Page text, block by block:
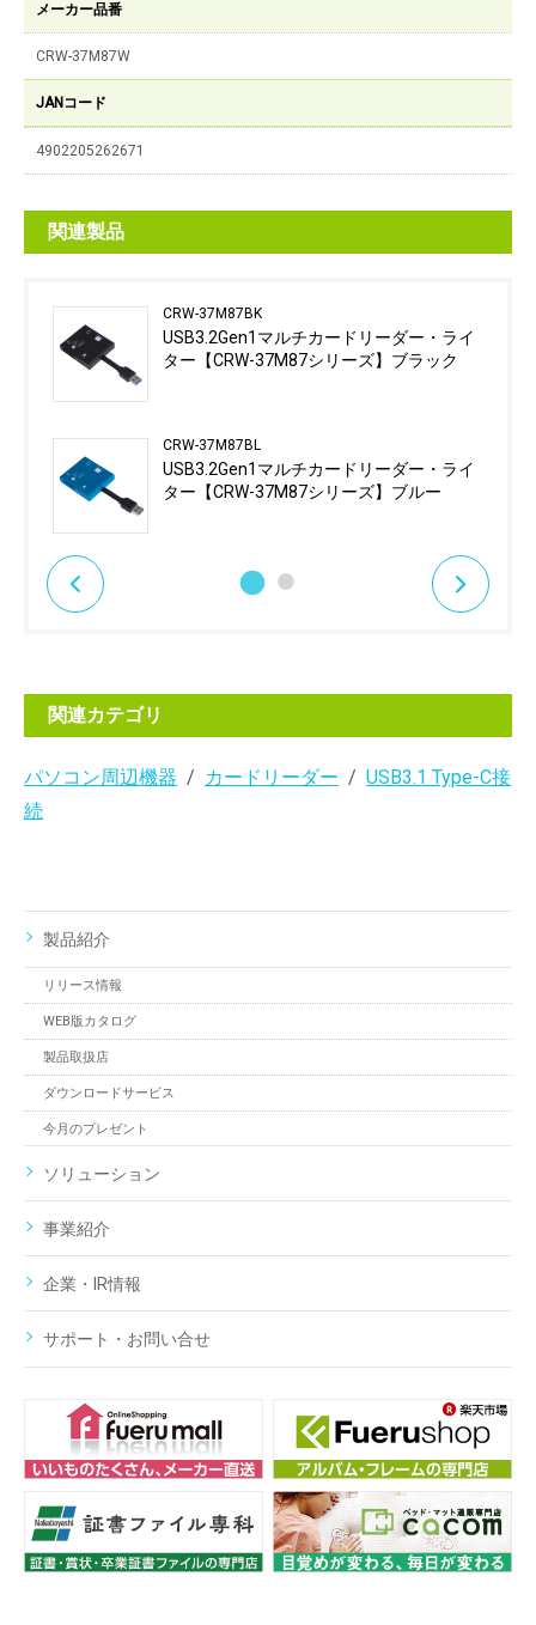
メーカー品番
CRW-37M87W
JANコード
4902205262671
関連製品
CRW-37M87BK
USB3.2Gen1マルチカードリーダー・ライ
ター【CRW-37M87シリーズ】ブラック
CRW-37M87BL
USB3.2Gen1マルチカードリーダー・ライ
ター【CRW-37M87シリーズ】ブルー
関連カテゴリ
パソコン周辺機器 カードリーダー
USB3.1 Type-C接
続
製品紹介
リリース情報
WEB版カタログ
製品取扱店
ダウンロードサービス
今月のプレゼント
ソリューション
事業紹介
企業・IR情報
サポート・お問い合せ